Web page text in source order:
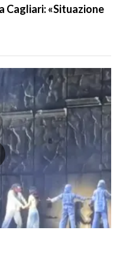
Cagliari: «Situazione